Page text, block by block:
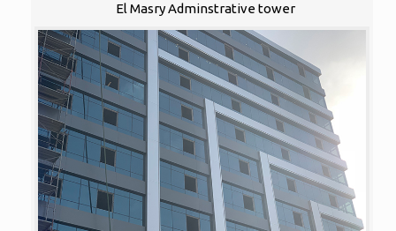
El Masry Adminstrative tower